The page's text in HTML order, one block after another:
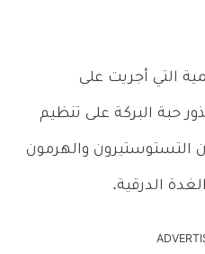
التي أجريت على
حبة البركة على تنظيم
التستوستيرون والهرمون
الدرقية.